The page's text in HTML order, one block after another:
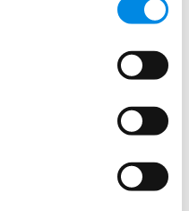
Tailgate assist up & down